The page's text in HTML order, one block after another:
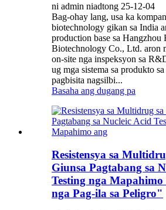
ni admin niadtong 25-12-04
Bag-ohay lang, usa ka
biotechnology gikan sa India
production base sa Hangzhou
Biotechnology Co., Ltd. aron
on-site nga inspeksyon sa
ug mga sistema sa produkto
pagbisita nagsilbi...
Basaha ang dugang pa
Resistensya sa
Giunsa Pagtabang sa
Testing nga
nga Pag-ila sa Peligro"